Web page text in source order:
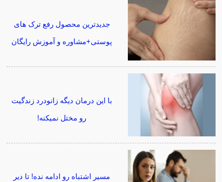
جدیدترین محصول رفع ترک های
پوستی+مشاوره و آموزش رایگان
با این درمان دیگه زانودرد زندگیت
رو مختل نمیکنه!
مسیر اشتباه رو ادامه نده! تا دیر